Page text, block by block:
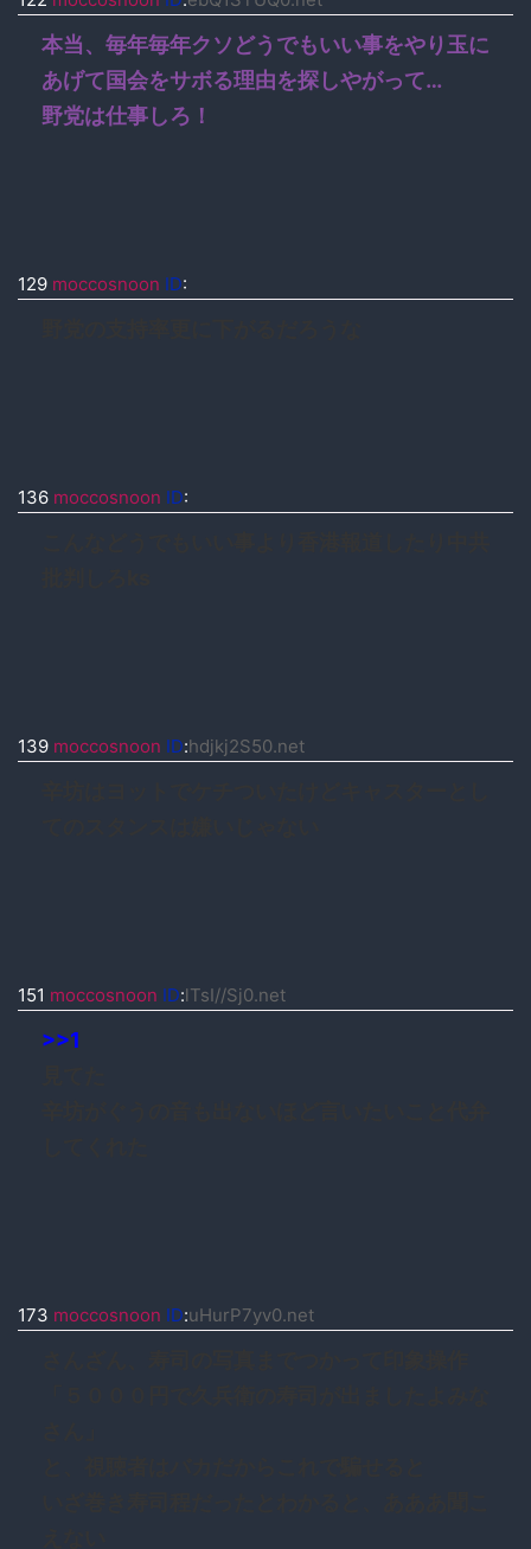
本当、毎年毎年クソどうでもいい事をやり玉に
あげて国会をサボる理由を探しやがって…
野党は仕事しろ！
129 moccosnoon ID:
136 moccosnoon ID:
139 moccosnoon ID:hdjkj2S50.net
151 moccosnoon ID:lTsI//Sj0.net
>>1
173 moccosnoon ID:uHurP7yv0.net